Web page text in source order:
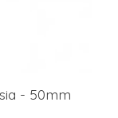
- 50mm